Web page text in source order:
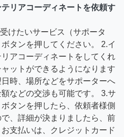
リアコーディネートを依頼す
けたいサービス（サポータ
タンを押してください。 2.イ
アコーディネートをしてくれ
ットができるようになります
時、場所などをサポーターへ
などの交渉も可能です。 3.サ
タンを押したら、依頼者様側
、詳細が決まりましたら、前
支払いは、クレジットカード